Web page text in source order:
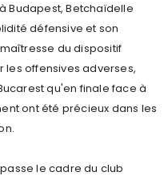
Budapest, Betchaïdelle
défensive et son
du dispositif
les offensives adverses,
qu'en finale face à
ont été précieux dans les
le cadre du club